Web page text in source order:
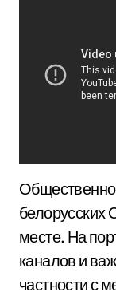
белорусских
месте. На
каналов и
частности с